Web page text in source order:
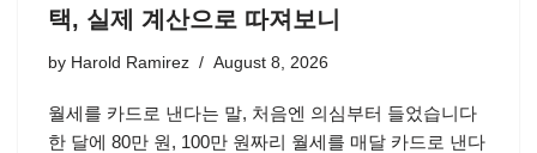
택, 실제 계산으로 따져보니
by Harold Ramirez August 8, 2026
월세를 카드로 낸다는 말, 처음엔 의심부터 들었습니다
한 달에 80만 원, 100만 원짜리 월세를 매달 카드로 낸다